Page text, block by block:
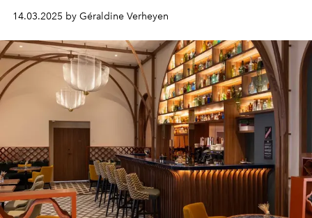
rare. Une adresse que l’on murmure seulement à ceux
qui savent apprécier l’exception.
14.03.2025 by Géraldine Verheyen